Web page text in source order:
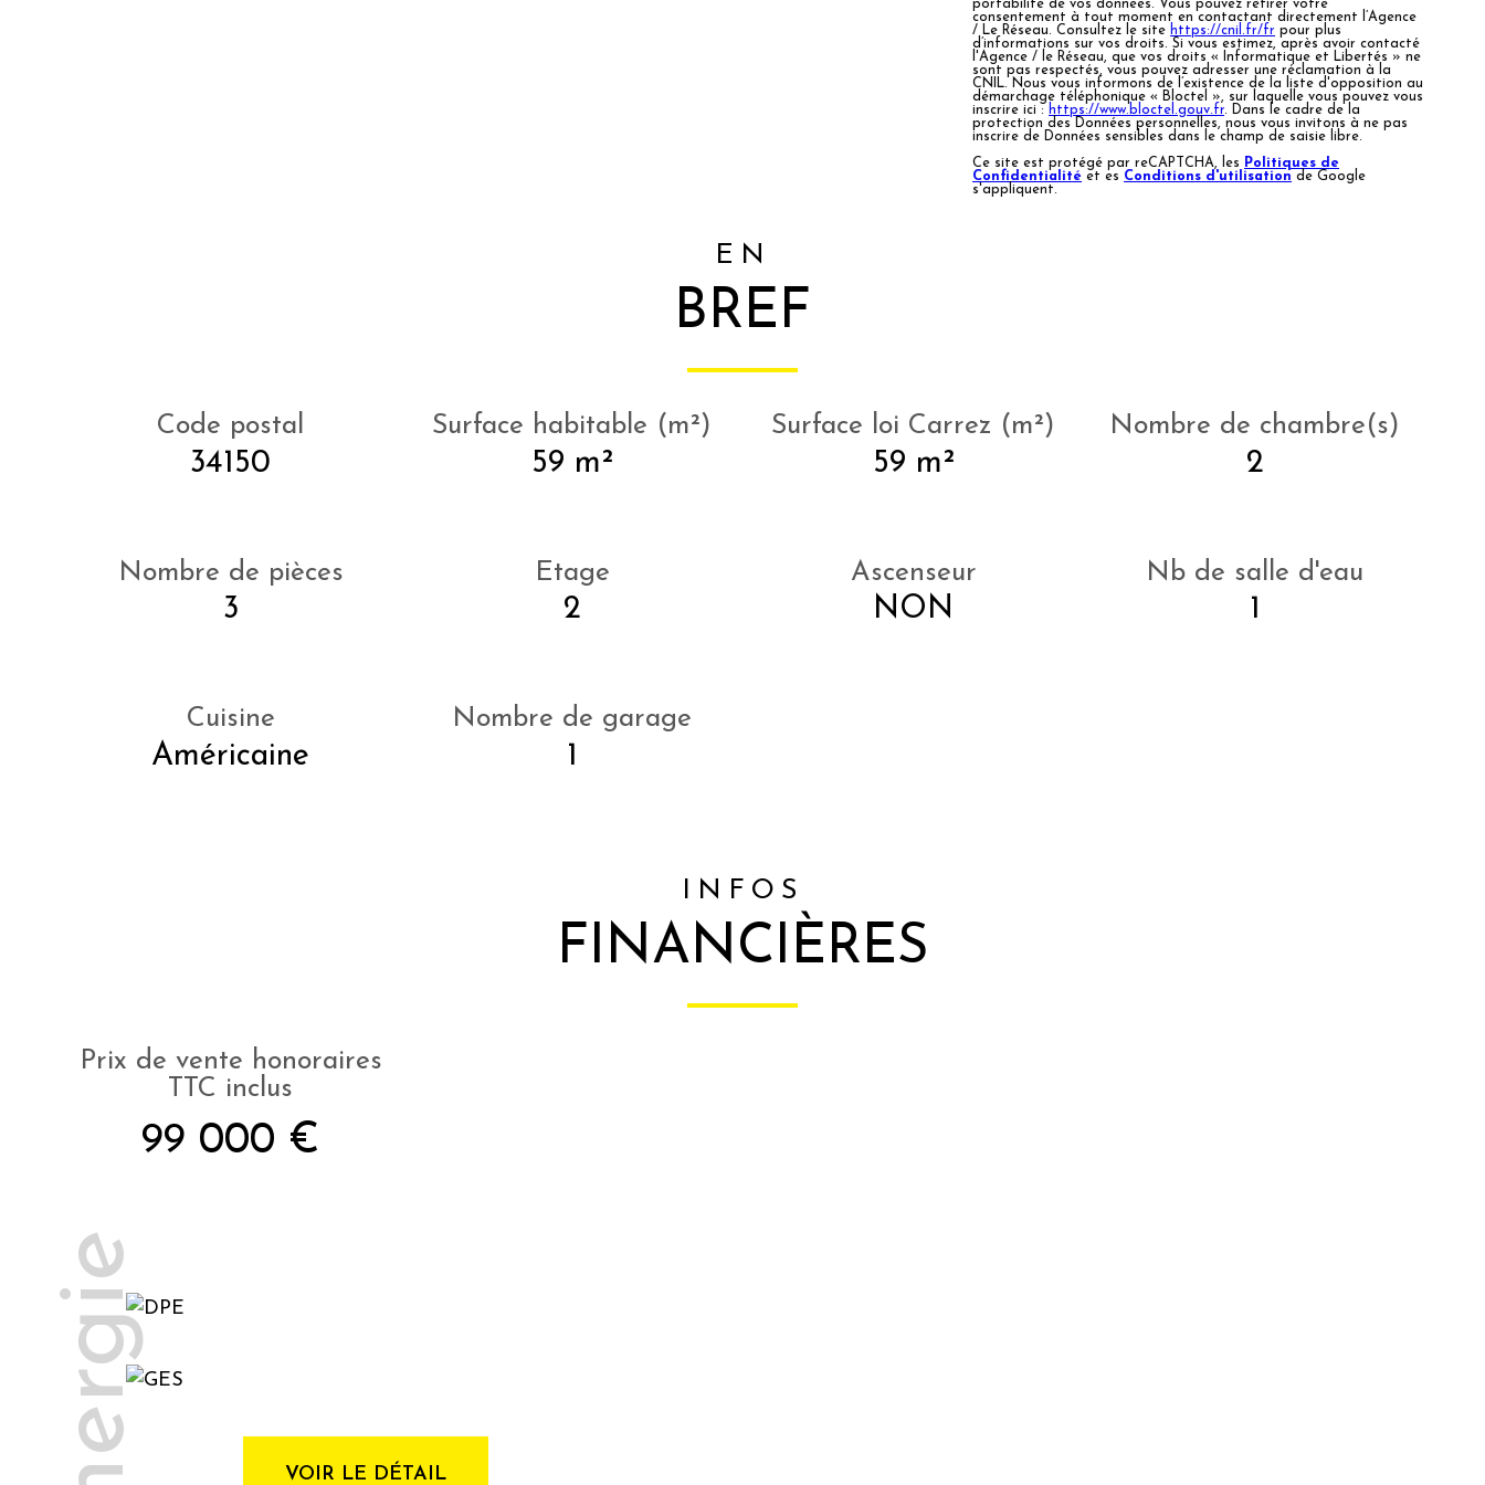
portabilité de vos données. Vous pouvez retirer votre
consentement à tout moment en contactant directement l’Agence
/ Le Réseau. Consultez le site https://cnil.fr/fr pour plus
d’informations sur vos droits. Si vous estimez, après avoir contacté
l'Agence / le Réseau, que vos droits « Informatique et Libertés » ne
sont pas respectés, vous pouvez adresser une réclamation à la
CNIL. Nous vous informons de l’existence de la liste d'opposition au
démarchage téléphonique « Bloctel », sur laquelle vous pouvez vous
inscrire ici : https://www.bloctel.gouv.fr. Dans le cadre de la
protection des Données personnelles, nous vous invitons à ne pas
inscrire de Données sensibles dans le champ de saisie libre.
Ce site est protégé par reCAPTCHA, les Politiques de
Confidentialité et es Conditions d'utilisation de Google
s'appliquent.
EN
BREF
Code postal
34150
Surface habitable (m²)
59 m²
Surface loi Carrez (m²)
59 m²
Nombre de chambre(s)
2
Nombre de pièces
3
Etage
2
Ascenseur
NON
Nb de salle d'eau
1
Cuisine
Américaine
Nombre de garage
1
INFOS
FINANCIÈRES
Prix de vente honoraires
TTC inclus
99 000 €
Energie VOIR LE DÉTAIL